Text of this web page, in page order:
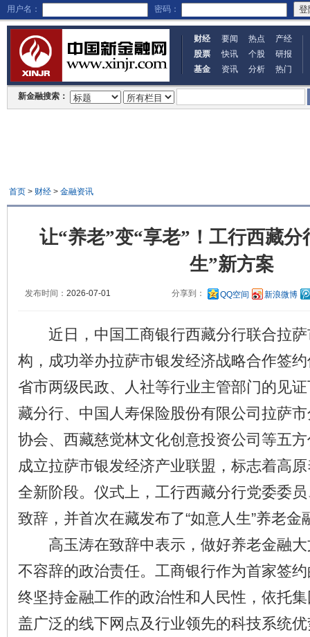
用户名： 密码：
财经 要闻 热点
产经
股票
快讯 个股
研报
基金
资讯 分析 热门
新金融搜索：
首页> 财经> 金融资讯
让“养老”变“享老”！工行西藏分
生”新方案
发布时间： 2026-07-01 分享到： QQ空间 新浪微博
近日，中国工商银行西藏分行联合拉萨
构，成功举办拉萨市银发经济战略合作签
省市两级民政、人社等行业主管部门的见
藏分行、中国人寿保险股份有限公司拉萨
协会、西藏慈觉林文化创意投资公司等五
成立拉萨市银发经济产业联盟，标志着高
全新阶段。仪式上，工行西藏分行党委委
致辞，并首次在藏发布了“如意人生”养老金
高玉涛在致辞中表示，做好养老金融大
不容辞的政治责任。工商银行作为首家签
终坚持金融工作的政治性和人民性，依托集
盖广泛的线下网点及行业领先的科技系统